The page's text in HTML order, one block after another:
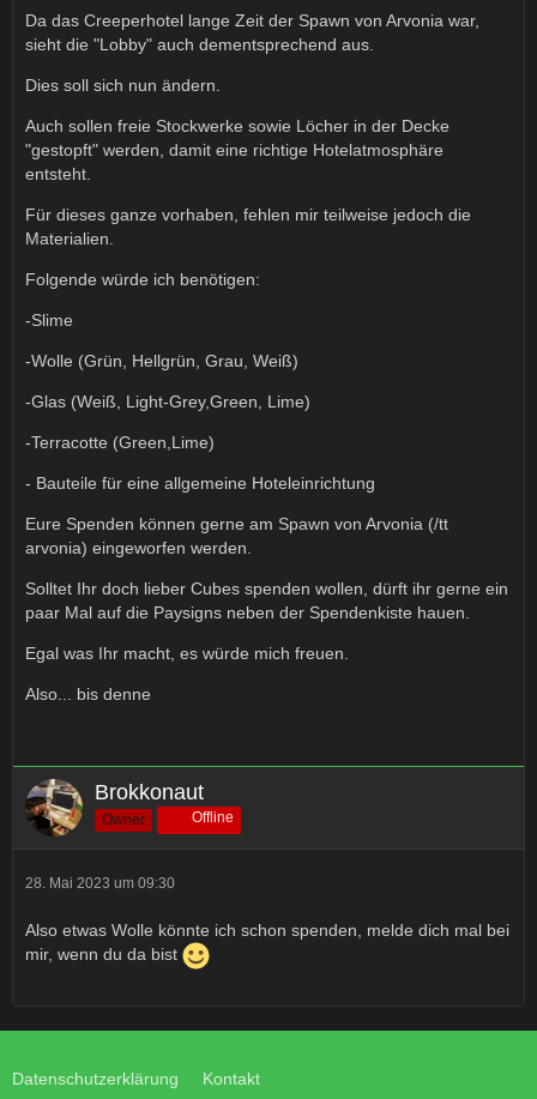
Da das Creeperhotel lange Zeit der Spawn von Arvonia war,
sieht die "Lobby" auch dementsprechend aus.
Dies soll sich nun ändern.
Auch sollen freie Stockwerke sowie Löcher in der Decke
"gestopft" werden, damit eine richtige Hotelatmosphäre
entsteht.
Für dieses ganze vorhaben, fehlen mir teilweise jedoch die
Materialien.
Folgende würde ich benötigen:
-Slime
-Wolle (Grün, Hellgrün, Grau, Weiß)
-Glas (Weiß, Light-Grey,Green, Lime)
-Terracotte (Green,Lime)
- Bauteile für eine allgemeine Hoteleinrichtung
Eure Spenden können gerne am Spawn von Arvonia (/tt
arvonia) eingeworfen werden.
Solltet Ihr doch lieber Cubes spenden wollen, dürft ihr gerne ein
paar Mal auf die Paysigns neben der Spendenkiste hauen.
Egal was Ihr macht, es würde mich freuen.
Also... bis denne
Brokkonaut
Owner Offline
28. Mai 2023 um 09:30
Also etwas Wolle könnte ich schon spenden, melde dich mal bei
mir, wenn du da bist
Datenschutzerklärung Kontakt